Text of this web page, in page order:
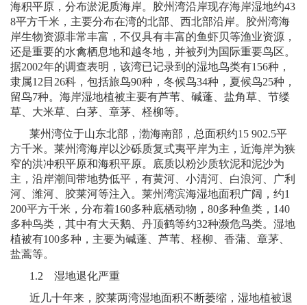
海积平原，分布淤泥质海岸。胶州湾沿岸现存海岸湿地约43
8平方千米，主要分布在湾的北部、西北部沿岸。胶州湾海
岸生物资源非常丰富，不仅具有丰富的鱼虾贝等渔业资源，
还是重要的水禽栖息地和越冬地，并被列为国际重要鸟区。
据2002年的调查表明，该湾已记录到的湿地鸟类有156种，
隶属12 目 26科，包括旅鸟90种，冬候鸟34种，夏候鸟25种，
留鸟7种。海岸湿地植被主要有芦苇、碱蓬、盐角草、节缕
草、大米草、白茅、章茅、柽柳等。
莱州湾位于山东北部，渤海南部，总面积约15 902.5平
方千米。莱州湾海岸以沙砾质复式夷平岸为主，近海岸为狭
窄的洪冲积平原和海积平原。底质以粉沙质软泥和泥沙为
主，沿岸潮间带地势低平，有黄河、小清河、白浪河、广利
河、潍河、胶莱河等注入。莱州湾滨海湿地面积广阔，约1
200平方千米，分布着160多种底栖动物， 80多种鱼类， 140
多种鸟类，其中有大天鹅、丹顶鹤等约32种濒危鸟类。湿地
植被有100多种，主要为碱蓬、芦苇、柽柳、香蒲、章茅、
盐蒿等。
1.2 湿地退化严重
近几十年来，胶莱两湾湿地面积不断萎缩，湿地植被退